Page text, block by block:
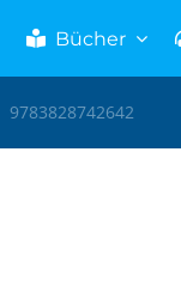
Bücher
9783828742642